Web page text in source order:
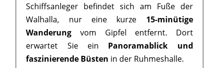
Schiffsanleger befindet sich am Fuße der
Walhalla, nur eine kurze 15-minütige
Wanderung vom Gipfel entfernt. Dort
erwartet Sie ein Panoramablick und
faszinierende Büsten in der Ruhmeshalle.